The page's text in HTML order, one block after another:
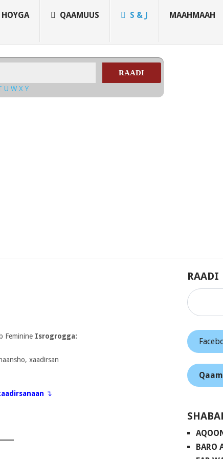
HOYGA QAAMUUS S & J MAAHMAAH
RAADI
U W X Y
Feminine Isrogrogga:
xaadirsan
↴
RAADI
BARO